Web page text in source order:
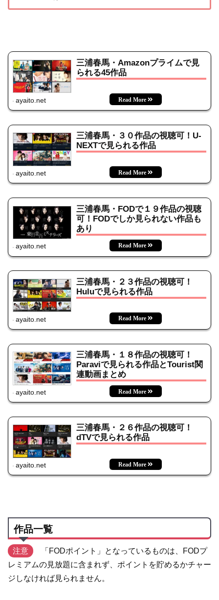
三浦春馬・Amazonプライムで見
られる45作品
ayaito.net
三浦春馬・３０作品の視聴可！U-
NEXTで見られる作品
ayaito.net
三浦春馬・FODで１９作品の視聴
可！FODでしか見られない作品も
あり
ayaito.net
三浦春馬・２３作品の視聴可！
Huluで見られる作品
ayaito.net
三浦春馬・１８作品の視聴可！
Paraviで見られる作品とTourist関
連動画まとめ
ayaito.net
三浦春馬・２６作品の視聴可！
dTVで見られる作品
ayaito.net
作品一覧
注意
「FODポイント」となっているものは、FODプ
レミアムの見放題に含まれず、ポイントを貯めるかチャー
ジしなければ見られません。